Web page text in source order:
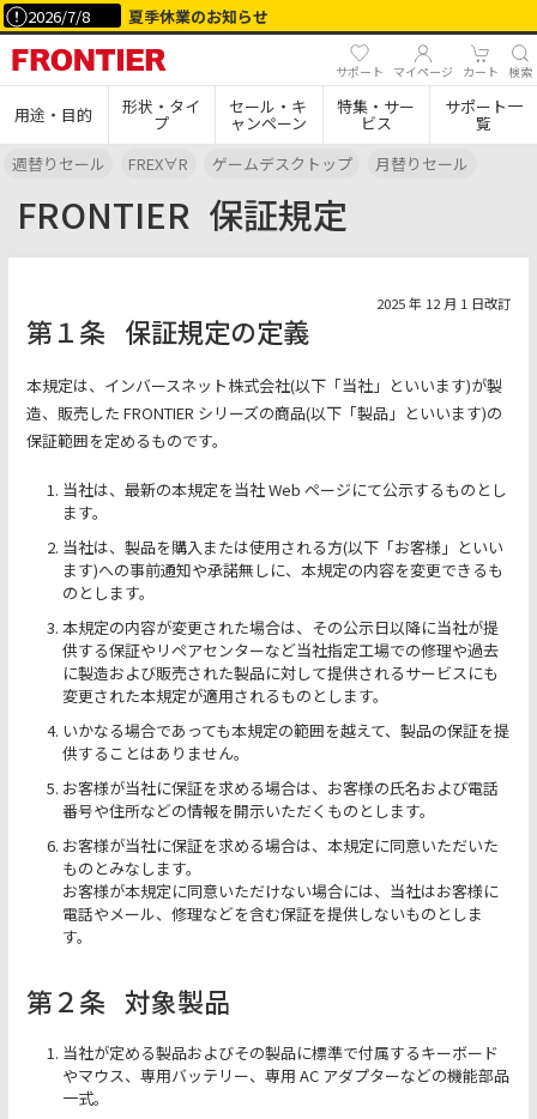
2026/7/8 夏季休業のお知らせ
サポート マイページ カート 検索
用途・目的 形状・タイ
プ
セール・キ
ャンペーン
特集・サー
ビス
サポート一
覧
週替りセール
FREX∀R ゲームデスクトップ 月替りセール
FRONTIER 保証規定
2025 年 12 月 1 日改訂
第１条 保証規定の定義
本規定は、インバースネット株式会社(以下「当社」といいます)が製
造、販売した FRONTIER シリーズの商品(以下「製品」といいます)の
保証範囲を定めるものです。
当社は、最新の本規定を当社 Web ページにて公示するものとし
ます。
当社は、製品を購入または使用される方(以下「お客様」といい
ます)への事前通知や承諾無しに、本規定の内容を変更できるも
のとします。
本規定の内容が変更された場合は、その公示日以降に当社が提
供する保証やリペアセンターなど当社指定工場での修理や過去
に製造および販売された製品に対して提供されるサービスにも
変更された本規定が適用されるものとします。
いかなる場合であっても本規定の範囲を越えて、製品の保証を提
供することはありません。
お客様が当社に保証を求める場合は、お客様の氏名および電話
番号や住所などの情報を開示いただくものとします。
お客様が当社に保証を求める場合は、本規定に同意いただいた
ものとみなします。
お客様が本規定に同意いただけない場合には、当社はお客様に
電話やメール、修理などを含む保証を提供しないものとしま
す。
第２条 対象製品
当社が定める製品およびその製品に標準で付属するキーボード
やマウス、専用バッテリー、専用 AC アダプターなどの機能部品
一式。